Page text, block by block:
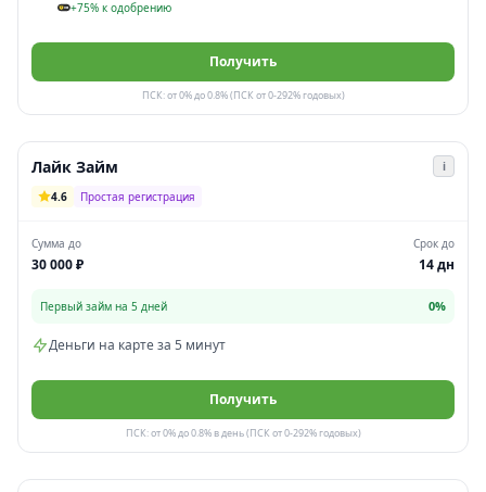
+75% к одобрению
Получить
ПСК: от 0% до 0.8% (ПСК от 0-292% годовых)
Лайк Займ
i
4.6
Простая регистрация
Сумма до
30 000 ₽
Срок до
14 дн
Первый займ на 5 дней 0%
Деньги на карте за 5 минут
Получить
ПСК: от 0% до 0.8% в день (ПСК от 0-292% годовых)